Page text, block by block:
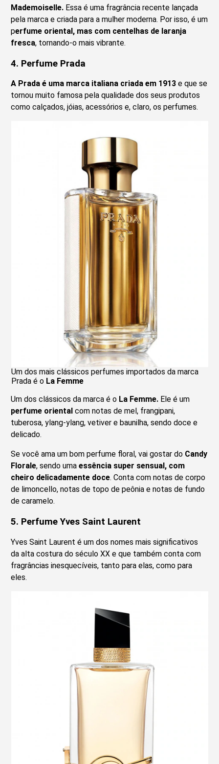
Mademoiselle. Essa é uma fragrância recente lançada
pela marca e criada para a mulher moderna. Por isso, é um
perfume oriental, mas com centelhas de laranja
fresca, tornando-o mais vibrante.
4. Perfume Prada
A Prada é uma marca italiana criada em 1913e que se
tornou muito famosa pela qualidade dos seus produtos
como calçados, jóias, acessórios e, claro, os perfumes.
Um dos mais clássicos perfumes importados da marca
Prada é o La Femme
Um dos clássicos da marca é o La Femme. Ele é um
perfume oriental com notas de mel, frangipani,
tuberosa, ylang-ylang, vetiver e baunilha, sendo doce e
delicado.
Se você ama um bom perfume floral, vai gostar do Candy
Florale, sendo umaessência super sensual, com
cheiro delicadamente doce. Conta com notas de corpo
de limoncello, notas de topo de peônia e notas de fundo
de caramelo.
5. Perfume Yves Saint Laurent
Yves Saint Laurent é um dos nomes mais significativos
da alta costura do século XX e que também conta com
fragrâncias inesquecíveis, tanto para elas, como para
eles.